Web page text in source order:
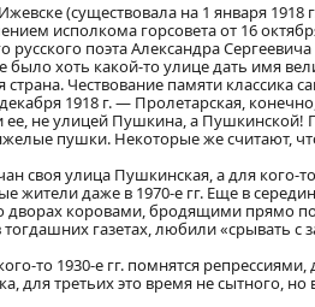
(существовала на 1 января
исполкома горсовета от 16
русского поэта Александра
было хоть какой-то улице дать имя
Чествование памяти классика
1918 г. — Пролетарская,
ее, не улицей Пушкина, а Пушкинской!
пушки. Некоторые же считают,
своя улица Пушкинская, а для кого-
жители даже в 1970-е гг. Еще в
коровами, бродящими прямо
тогдашних газетах, любили «срывать
то 1930-е гг. помнятся
для третьих это время не сытного, но